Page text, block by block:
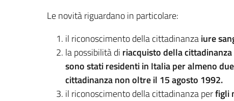
Le novità riguardano in particolare:
il riconoscimento della cittadinanzaiure
la possibilità di riacquisto della
sono stati residenti in Italia per almeno
cittadinanza non oltre il 15 agosto 1992.
il riconoscimento della cittadinanza perfigli